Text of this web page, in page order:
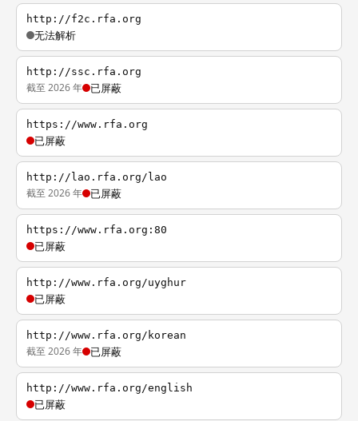
http://f2c.rfa.org
无法解析
http://ssc.rfa.org
截至 2026 年 已屏蔽
https://www.rfa.org
已屏蔽
http://lao.rfa.org/lao
截至 2026 年 已屏蔽
https://www.rfa.org:80
已屏蔽
http://www.rfa.org/uyghur
已屏蔽
http://www.rfa.org/korean
截至 2026 年 已屏蔽
http://www.rfa.org/english
已屏蔽